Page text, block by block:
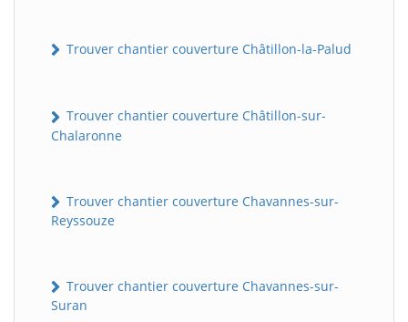
Trouver chantier couverture Châtillon-la-Palud
Trouver chantier couverture Châtillon-sur-
Chalaronne
Trouver chantier couverture Chavannes-sur-
Reyssouze
Trouver chantier couverture Chavannes-sur-
Suran
BatiWebPro